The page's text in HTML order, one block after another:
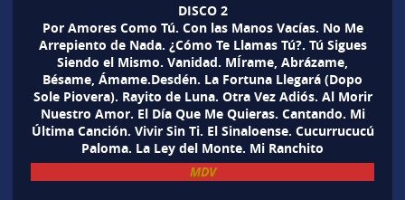
DISCO 2
Por Amores Como Tú. Con las Manos Vacías. No Me
Arrepiento de Nada. ¿Cómo Te Llamas Tú?. Tú Sigues
Siendo el Mismo. Vanidad. MÍrame, Abrázame,
Bésame, Ámame.Desdén. La Fortuna Llegará (Dopo
Sole Piovera). Rayito de Luna. Otra Vez Adiós. Al Morir
Nuestro Amor. El Día Que Me Quieras. Cantando. Mi
Última Canción. Vivir Sin Ti. El Sinaloense. Cucurrucucú
Paloma. La Ley del Monte. Mi Ranchito
MDV